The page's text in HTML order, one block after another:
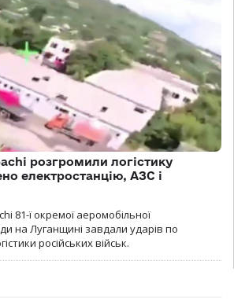
розгромили логістику
електростанцію, АЗС і
81-ї окремої аеромобільної
на Луганщині завдали ударів по
російських військ.